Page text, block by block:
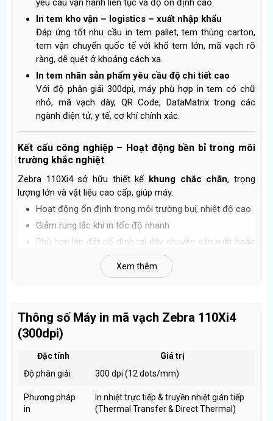
yêu cầu vận hành liên tục và độ ổn định cao.
In tem kho vận – logistics – xuất nhập khẩu
Đáp ứng tốt nhu cầu in tem pallet, tem thùng carton,
tem vận chuyển quốc tế với khổ tem lớn, mã vạch rõ
ràng, dễ quét ở khoảng cách xa.
In tem nhãn sản phẩm yêu cầu độ chi tiết cao
Với độ phân giải 300dpi, máy phù hợp in tem có chữ
nhỏ, mã vạch dày, QR Code, DataMatrix trong các
ngành điện tử, y tế, cơ khí chính xác.
Kết cấu công nghiệp – Hoạt động bền bỉ trong môi
trường khắc nghiệt
Zebra 110Xi4 sở hữu thiết kế khung chắc chắn, trọng
lượng lớn và vật liệu cao cấp, giúp máy:
Hoạt động ổn định trong môi trường bụi, nhiệt độ cao
Giảm rung lắc khi in tốc độ nhanh
Phù hợp lắp đặt cố định tại dây chuyền sản xuất hoặc
Đây là dòng máy được Zebra định hướng cho
Độ phân giải 300dpi – Lý tưởng cho tem công nghiệp
yêu cầu độ chính xác cao
Độ phân giải
giúp Zebra 110Xi4:
In rõ mã vạch mật độ cao
Hạn chế tối đa lỗi quét trong hệ thống tự động
Xem thêm
Thông số Máy in mã vạch Zebra 110Xi4
(300dpi)
Đặc tính
Giá trị
Độ phân giải
300 dpi (12 dots/mm)
Phương pháp
in
In nhiệt trực tiếp & truyền nhiệt gián tiếp
(Thermal Transfer & Direct Thermal)